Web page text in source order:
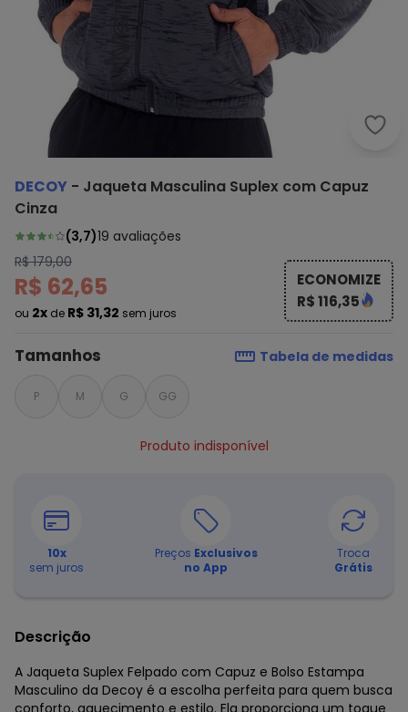
DECOY - Jaqueta Masculina Suplex com Capuz
Cinza
(3,7)19 avaliações
R$ 179,00
R$ 62,65
ou 2x de R$ 31,32 sem juros
ECONOMIZE
R$ 116,35
Tamanhos Tabela de medidas
P M G GG
Produto indisponível
10x
sem juros
Preços Exclusivos
no App
Troca
Grátis
Descrição
A Jaqueta Suplex Felpado com Capuz e Bolso Estampa
Masculino da Decoy é a escolha perfeita para quem busca